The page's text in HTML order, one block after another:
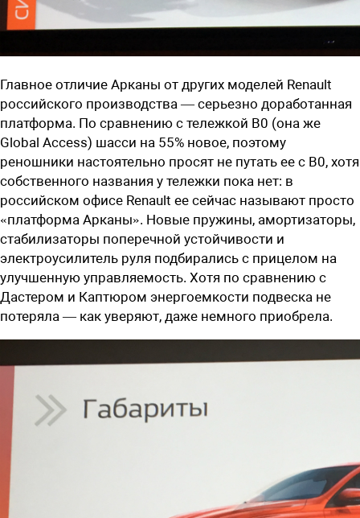
Главное отличие Арканы от других моделей Renault
российского производства — серьезно доработанная
платформа. По сравнению с тележкой В0 (она же
Global Access) шасси на 55% новое, поэтому
реношники настоятельно просят не путать ее с В0, хотя
собственного названия у тележки пока нет: в
российском офисе Renault ее сейчас называют просто
«платформа Арканы». Новые пружины, амортизаторы,
стабилизаторы поперечной устойчивости и
электроусилитель руля подбирались с прицелом на
улучшенную управляемость. Хотя по сравнению с
Дастером и Каптюром энергоемкости подвеска не
потеряла — как уверяют, даже немного приобрела.